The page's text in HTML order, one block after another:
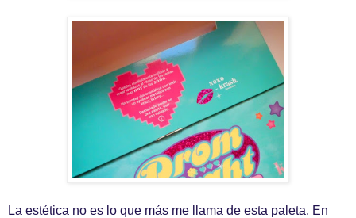
La estética no es lo que más me llama de esta paleta. En